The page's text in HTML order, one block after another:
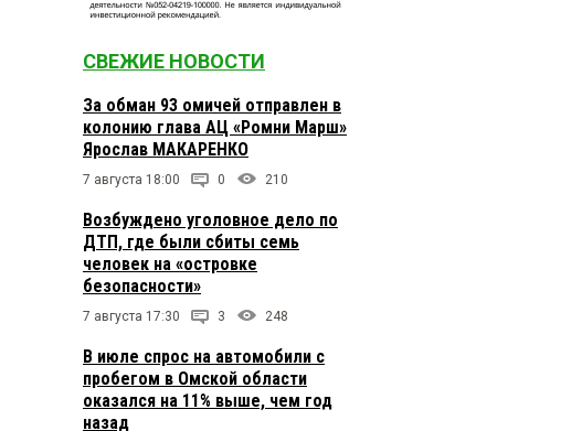
СВЕЖИЕ НОВОСТИ
За обман 93 омичей отправлен в
колонию глава АЦ «Ромни Марш»
Ярослав МАКАРЕНКО
7 августа 18:00 0 210
Возбуждено уголовное дело по
ДТП, где были сбиты семь
человек на «островке
безопасности»
7 августа 17:30 3 248
В июле спрос на автомобили с
пробегом в Омской области
оказался на 11% выше, чем год
назад